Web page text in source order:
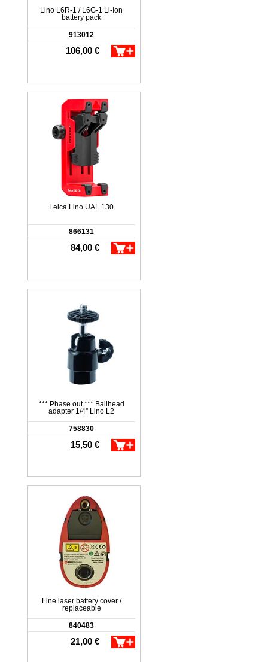
Lino L6R-1 / L6G-1 Li-Ion
battery pack
913012
106,00 €
Leica Lino UAL 130
866131
84,00 €
*** Phase out *** Ballhead
adapter 1/4'' Lino L2
758830
15,50 €
Line laser battery cover /
replaceable
840483
21,00 €